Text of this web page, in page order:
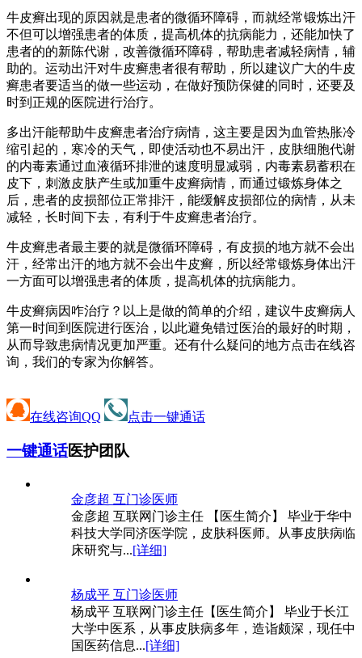
牛皮癣出现的原因就是患者的微循环障碍，而就经常锻炼出汗
不但可以增强患者的体质，提高机体的抗病能力，还能加快了
患者的的新陈代谢，改善微循环障碍，帮助患者减轻病情，辅
助的。运动出汗对牛皮癣患者很有帮助，所以建议广大的牛皮
癣患者要适当的做一些运动，在做好预防保健的同时，还要及
时到正规的医院进行治疗。
多出汗能帮助牛皮癣患者治疗病情，这主要是因为血管热胀冷
缩引起的，寒冷的天气，即使活动也不易出汗，皮肤细胞代谢
的内毒素通过血液循环排泄的速度明显减弱，内毒素易蓄积在
皮下，刺激皮肤产生或加重牛皮癣病情，而通过锻炼身体之
后，患者的皮损部位正常排汗，能缓解皮损部位的病情，从未
减轻，长时间下去，有利于牛皮癣患者治疗。
牛皮癣患者最主要的就是微循环障碍，有皮损的地方就不会出
汗，经常出汗的地方就不会出牛皮癣，所以经常锻炼身体出汗
一方面可以增强患者的体质，提高机体的抗病能力。
牛皮癣病因咋治疗？以上是做的简单的介绍，建议牛皮癣病人
第一时间到医院进行医治，以此避免错过医治的最好的时期，
从而导致患病情况更加严重。还有什么疑问的地方点击在线咨
询，我们的专家为你解答。
在线咨询QQ 点击一键通话
一键通话医护团队
金彦超 互门诊医师
金彦超 互联网门诊主任 【医生简介】 毕业于华中
科技大学同济医学院，皮肤科医师。从事皮肤病临
床研究与...[详细]
杨成平 互门诊医师
杨成平 互联网门诊主任【医生简介】 毕业于长江
大学中医系，从事皮肤病多年，造诣颇深，现任中
国医药信息...[详细]